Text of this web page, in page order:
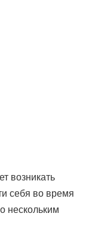
возникать
себя во время
нескольким